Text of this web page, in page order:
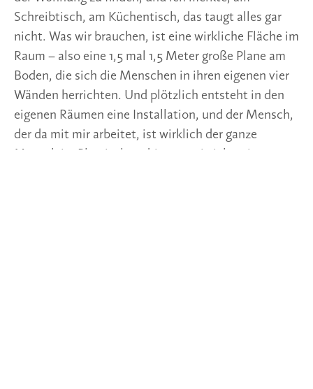
Schreibtisch, am Küchentisch, das taugt alles gar
nicht. Was wir brauchen, ist eine wirkliche Fläche im
Raum – also eine 1,5 mal 1,5 Meter große Plane am
Boden, die sich die Menschen in ihren eigenen vier
Wänden herrichten. Und plötzlich entsteht in den
eigenen Räumen eine Installation, und der Mensch,
der da mit mir arbeitet, ist wirklich der ganze
Mensch im Plastischen drinnen, wie ich es im